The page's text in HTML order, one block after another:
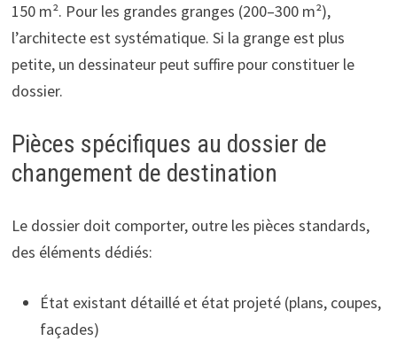
150 m². Pour les grandes granges (200–300 m²),
l’architecte est systématique. Si la grange est plus
petite, un dessinateur peut suffire pour constituer le
dossier.
Pièces spécifiques au dossier de
changement de destination
Le dossier doit comporter, outre les pièces standards,
des éléments dédiés:
État existant détaillé et état projeté (plans, coupes,
façades)